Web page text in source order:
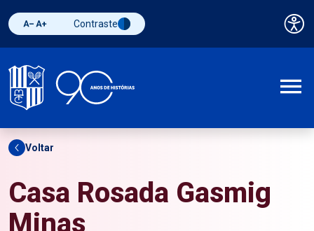
Diminuir fonte
Aumentar fonteAlternar contraste
Contraste
Voltar
Casa Rosada Gasmig
Minas